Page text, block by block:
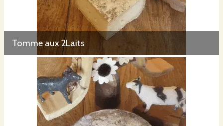
Tomme aux 2Laits